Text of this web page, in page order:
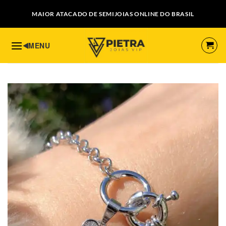
content
MAIOR ATACADO DE SEMIJOIAS ONLINE DO BRASIL